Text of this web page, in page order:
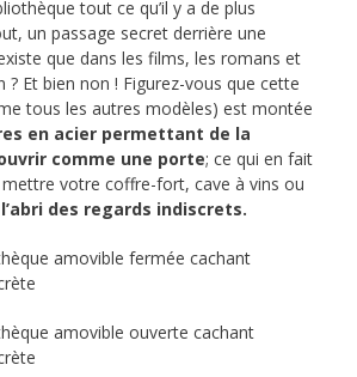
tout ce qu’il y a de plus
un passage secret derrière une
que dans les films, les romans et
? Et bien non ! Figurez-vous que cette
tous les autres modèles) est montée
en acier permettant de la
comme une porte; ce qui en fait
mettre votre coffre-fort, cave à vins ou
des regards indiscrets.